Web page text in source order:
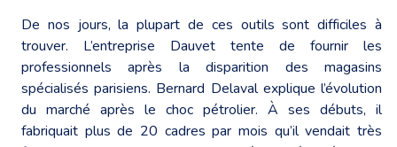
De nos jours, la plupart de ces outils sont difficiles à
trouver. L’entreprise Dauvet tente de fournir les
professionnels après la disparition des magasins
spécialisés parisiens. Bernard Delaval explique l’évolution
du marché après le choc pétrolier. À ses débuts, il
fabriquait plus de 20 cadres par mois qu’il vendait très